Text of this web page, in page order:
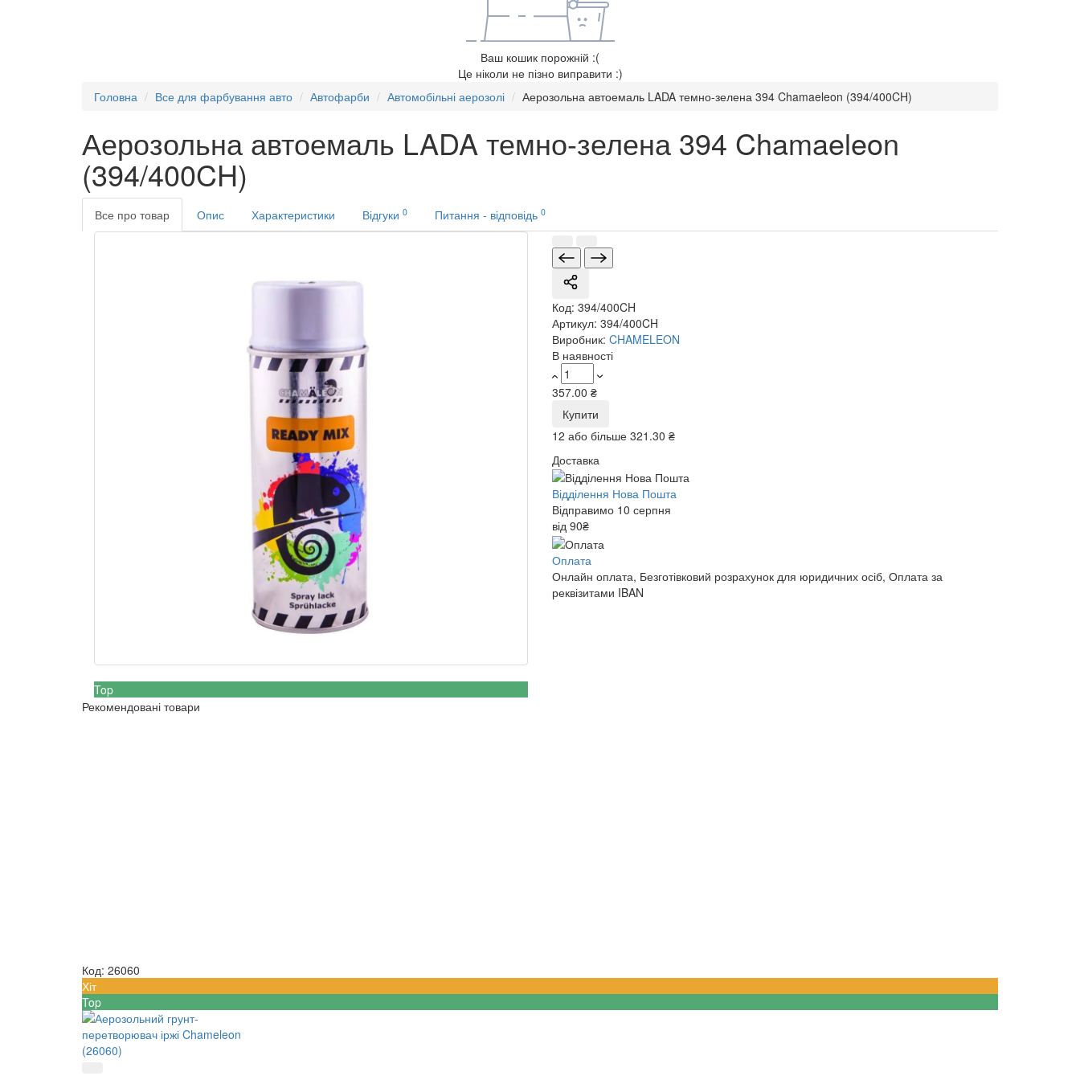
Ваш кошик порожній :(
Це ніколи не пізно виправити :)
Головна
Все для фарбування авто Автофарби Автомобільні аерозолі Аерозольна автоемаль LADA темно-зелена 394 Chamaeleon (394/400CH)
Аерозольна автоемаль LADA темно-зелена 394 Chamaeleon
(394/400CH)
Все про товар Опис Характеристики Відгуки 0 Питання - відповідь 0
Top
Код: 394/400CH
Артикул: 394/400CH
Виробник: CHAMELEON
В наявності
357.00 ₴
Купити
12 або більше 321.30 ₴
Доставка
Відділення Нова Пошта
Відправимо 10 серпня
від 90₴
Оплата
Онлайн оплата, Безготівковий розрахунок для юридичних осіб, Оплата за
реквізитами IBAN
Рекомендовані товари
Код: 26060
Хіт
Top